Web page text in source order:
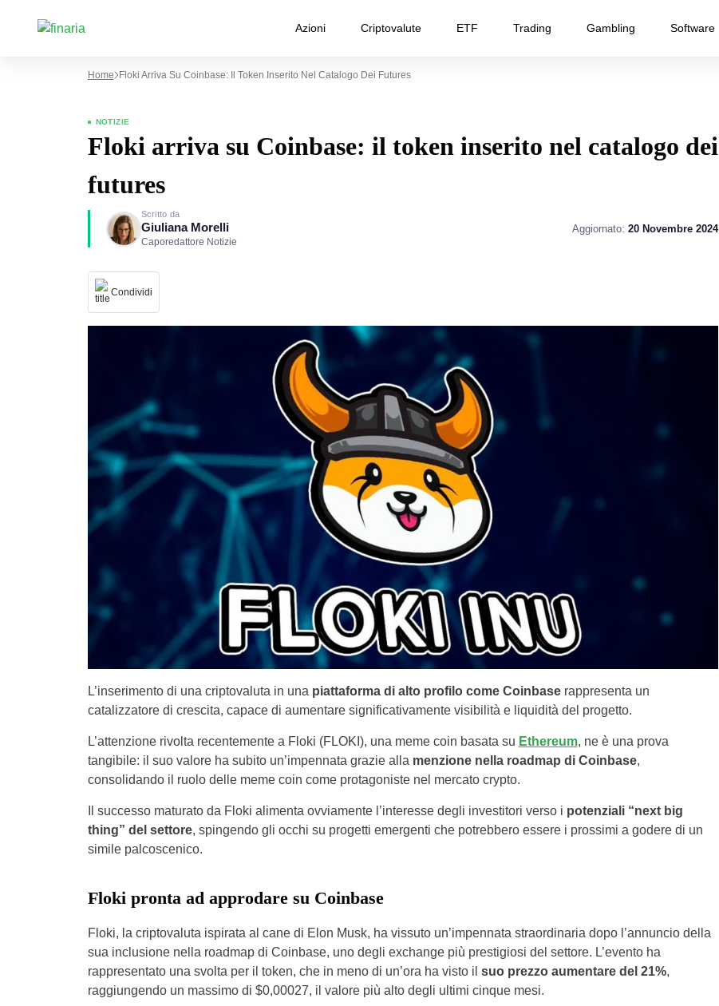
Azioni Criptovalute ETF Trading Gambling Software
Home Floki Arriva Su Coinbase: Il Token Inserito Nel Catalogo Dei Futures
NOTIZIE
Floki arriva su Coinbase: il token inserito nel catalogo dei
futures
Scritto da
Giuliana Morelli
Caporedattore Notizie
Aggiornato: 20 Novembre 2024
Condividi
L’inserimento di una criptovaluta in una piattaforma di alto profilo come Coinbaserappresenta un
catalizzatore di crescita, capace di aumentare significativamente visibilità e liquidità del progetto.
L’attenzione rivolta recentemente a Floki (FLOKI), una meme coin basata su Ethereum, ne è una prova
tangibile: il suo valore ha subito un’impennata grazie alla menzione nella roadmap di Coinbase,
consolidando il ruolo delle meme coin come protagoniste nel mercato crypto.
Il successo maturato da Floki alimenta ovviamente l’interesse degli investitori verso i potenziali “next big
thing” del settore, spingendo gli occhi su progetti emergenti che potrebbero essere i prossimi a godere di un
simile palcoscenico.
Floki pronta ad approdare su Coinbase
Floki, la criptovaluta ispirata al cane di Elon Musk, ha vissuto un’impennata straordinaria dopo l’annuncio della
sua inclusione nella roadmap di Coinbase, uno degli exchange più prestigiosi del settore. L’evento ha
rappresentato una svolta per il token, che in meno di un’ora ha visto il suo prezzo aumentare del 21%,
raggiungendo un massimo di $0,00027, il valore più alto degli ultimi cinque mesi.